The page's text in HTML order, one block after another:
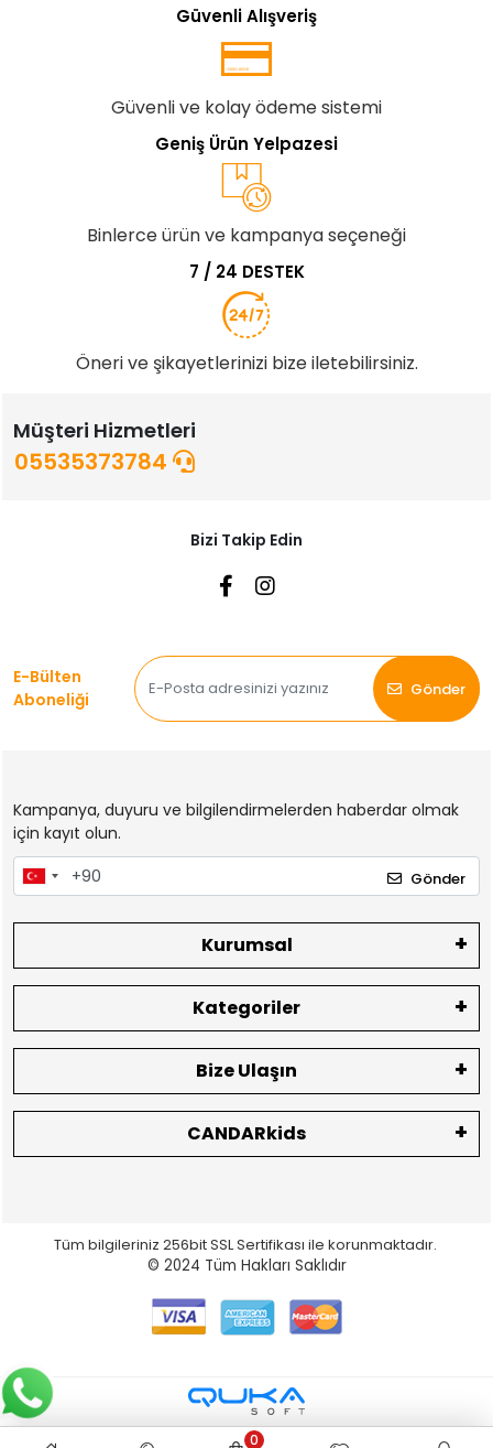
Güvenli Alışveriş
Güvenli ve kolay ödeme sistemi
Geniş Ürün Yelpazesi
Binlerce ürün ve kampanya seçeneği
7 / 24 DESTEK
Öneri ve şikayetlerinizi bize iletebilirsiniz.
Müşteri Hizmetleri
05535373784
Bizi Takip Edin
E-Bülten
Aboneliği
Gönder
Kampanya, duyuru ve bilgilendirmelerden haberdar olmak
için kayıt olun.
Gönder
Kurumsal
Kategoriler
Bize Ulaşın
CANDARkids
Tüm bilgileriniz 256bit SSL Sertifikası ile korunmaktadır.
© 2024 Tüm Hakları Saklıdır
0